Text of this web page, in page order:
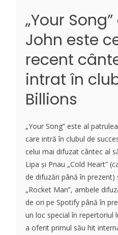
„Your
John este
recent
intrat în
Billions
„Your Song” este al
care intră în clubul de
celui mai difuzat cântec al
Lipa și Pnau „Cold Heart”
de difuzări până în prezent)
„Rocket Man”, ambele
de ori pe Spotify până în
un loc special în repertoriul
a oferit primul său hit